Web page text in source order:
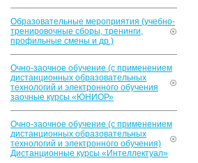
Образовательные мероприятия (учебно-
тренировочные сборы, тренинги,
профильные смены и др.)
Очно-заочное обучение (с применением
дистанционных образовательных
технологий и электронного обучения
заочные курсы «ЮНИОР»
Очно-заочное обучение (с применением
дистанционных образовательных
технологий и электронного обучения)
Дистанционные курсы «Интеллектуал»